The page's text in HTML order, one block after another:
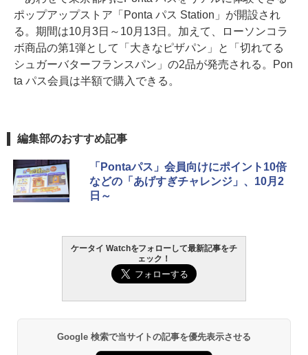
ポップアップストア「Ponta パス Station」が開設され
る。期間は10月3日～10月13日。加えて、ローソンコラ
ボ商品の第1弾として「大きなピザパン」と「切れてる
シュガーバターフランスパン」の2品が発売される。Pon
ta パス会員は半額で購入できる。
編集部のおすすめ記事
「Pontaパス」会員向けにポイント10倍
などの「あげすぎチャレンジ」、10月2
日～
ケータイ Watchをフォローして最新記事をチ
ェック！
Google 検索で当サイトの記事を優先表示させる